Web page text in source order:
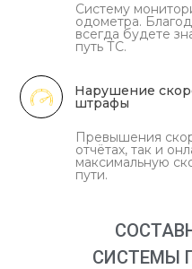
Систему
одометра.
всегда будете
путь ТС.
Нарушение
штрафы
Превышения
отчётах, так и
максимальную
пути.
СИСТЕМЫ